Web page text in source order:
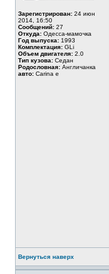
Зарегистрирован: 24 июн
2014, 16:50
Сообщений: 27
Откуда: Одесса-мамочка
Год выпуска: 1993
Комплектация: GLi
Объем двигателя: 2.0
Тип кузова: Седан
Родословная: Англичанка
авто: Carina e
Вернуться наверх